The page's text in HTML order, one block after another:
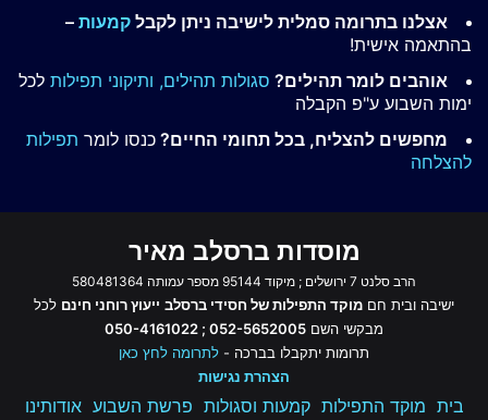
אצלנו בתרומה סמלית לישיבה ניתן לקבל קמעות –
בהתאמה אישית!
אוהבים לומר תהילים? סגולות תהילים, ותיקוני תפילות לכל
ימות השבוע ע"פ הקבלה
מחפשים להצליח, בכל תחומי החיים? כנסו לומר תפילות
להצלחה
מוסדות ברסלב מאיר
הרב סלנט 7 ירושלים ; מיקוד 95144 מספר עמותה 580481364
ישיבה ובית חם מוקד התפילות של חסידי ברסלב ייעוץ רוחני חינם לכל
מבקשי השם 052-5652005 ; 050-4161022
תרומות יתקבלו בברכה - לתרומה לחץ כאן
הצהרת נגישות
בית מוקד התפילות קמעות וסגולות פרשת השבוע אודותינו